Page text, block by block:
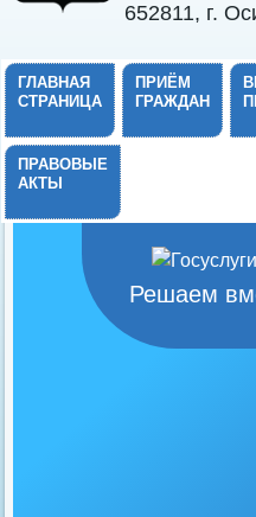
652811, г.
ГЛАВНАЯ
СТРАНИЦА
ПРИЁМ
ГРАЖДАН
ПРАВОВЫЕ
АКТЫ
Решаем